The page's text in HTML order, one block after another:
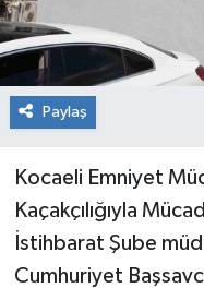
Paylaş
Kocaeli Emniyet
Kaçakçılığıyla
İstihbarat Şube
Cumhuriyet